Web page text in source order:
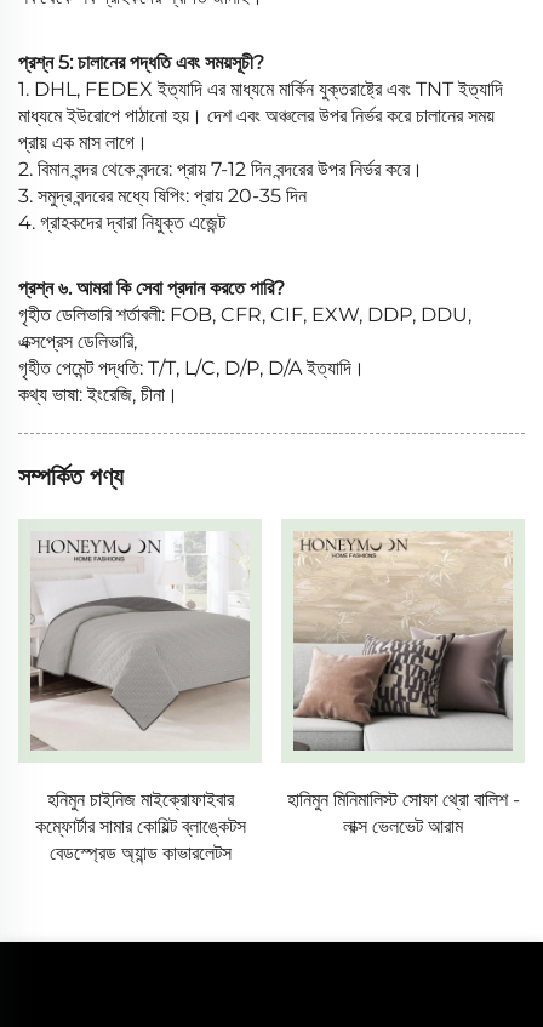
প্রশ্ন 5: চালানের পদ্ধতি এবং সময়সূচী?
1. DHL, FEDEX ইত্যাদি এর মাধ্যমে মার্কিন যুক্তরাষ্ট্রে এবং TNT ইত্যাদি
মাধ্যমে ইউরোপে পাঠানো হয়। দেশ এবং অঞ্চলের উপর নির্ভর করে চালানের সময়
প্রায় এক মাস লাগে।
2. বিমান বন্দর থেকে বন্দরে: প্রায় 7-12 দিন বন্দরের উপর নির্ভর করে।
3. সমুদ্র বন্দরের মধ্যে ষিপিং: প্রায় 20-35 দিন
4. গ্রাহকদের দ্বারা নিযুক্ত এজেন্ট
প্রশ্ন ৬. আমরা কি সেবা প্রদান করতে পারি?
গৃহীত ডেলিভারি শর্তাবলী: FOB, CFR, CIF, EXW, DDP, DDU,
এক্সপ্রেস ডেলিভারি,
গৃহীত পেমেন্ট পদ্ধতি: T/T, L/C, D/P, D/A ইত্যাদি।
কথ্য ভাষা: ইংরেজি, চীনা।
সম্পর্কিত পণ্য
হনিমুন চাইনিজ মাইক্রোফাইবার
কম্ফোর্টার সামার কোয়িল্ট ব্লাঙ্কেটস
বেডস্প্রেড অ্যান্ড কাভারলেটস
হানিমুন মিনিমালিস্ট সোফা থ্রো বালিশ -
লাক্স ভেলভেট আরাম